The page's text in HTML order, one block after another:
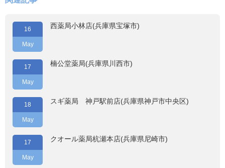
16
May
西薬局小林店(兵庫県宝塚市)
17
May
楠公堂薬局(兵庫県川西市)
18
May
スギ薬局 神戸駅前店(兵庫県神戸市中央区)
17
May
クオール薬局杭瀬本店(兵庫県尼崎市)